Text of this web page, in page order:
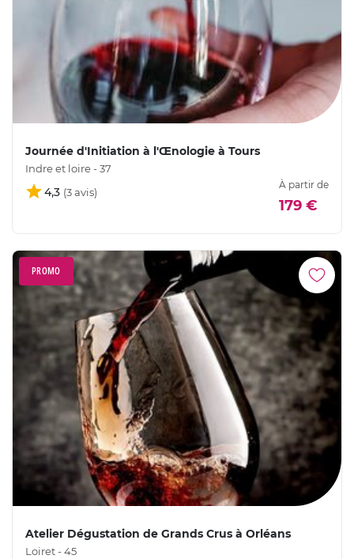
Journée d'Initiation à l'Œnologie à Tours
Indre et loire - 37
4,3
À partir de
179 €
PROMO
Atelier Dégustation de Grands Crus à Orléans
Loiret - 45